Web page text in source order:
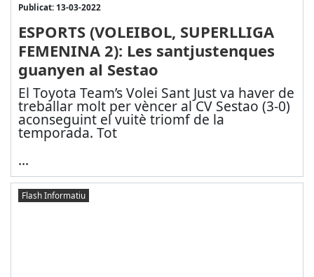
Publicat: 13-03-2022
ESPORTS (VOLEIBOL, SUPERLLIGA
FEMENINA 2): Les santjustenques
guanyen al Sestao
El Toyota Team’s Volei Sant Just va haver de
treballar molt per vèncer al CV Sestao (3-0)
aconseguint el vuitè triomf de la
temporada. Tot
...
Flash Informatiu